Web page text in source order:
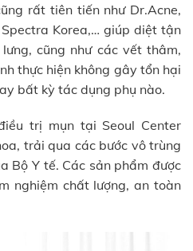
rất tiên tiến như Dr.Acne,
Spectra Korea,… giúp diệt tận
cũng như các vết thâm,
thực hiện không gây tổn hại
bất kỳ tác dụng phụ nào.
trị mụn tại Seoul Center
trải qua các bước vô trùng
Bộ Y tế. Các sản phẩm được
nghiệm chất lượng, an toàn